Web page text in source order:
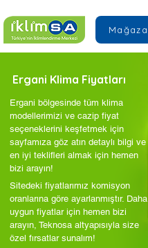
Mağaza
Ergani Klima Fiyatları
Ergani bölgesinde tüm klima
modellerimizi ve cazip fiyat
seçeneklerini keşfetmek için
sayfamıza göz atın detaylı bilgi ve
en iyi teklifleri almak için hemen
bizi arayın!
Sitedeki fiyatlarımız komisyon
oranlarına göre ayarlanmıştır. Daha
uygun fiyatlar için hemen bizi
arayın, Teknosa altyapısıyla size
özel fırsatlar sunalım!